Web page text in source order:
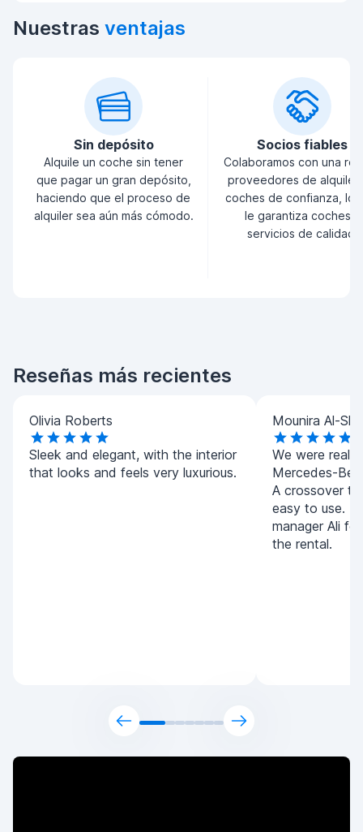
Nuestras ventajas
Sin depósito
Alquile un coche sin tener
que pagar un gran depósito,
haciendo que el proceso de
alquiler sea aún más cómodo.
Socios fiables
Colaboramos con una
proveedores de alquiler
coches de confianza, lo
le garantiza coches y
servicios de calidad.
Reseñas más recientes
Olivia Roberts
Sleek and elegant, with the interior
that looks and feels very luxurious.
Mounira Al-
We were
Mercedes-
A crossover
easy to use.
manager Ali
the rental.